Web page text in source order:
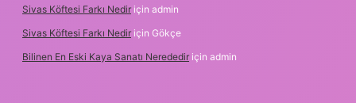
Sivas Köftesi Farkı Nedir için admin
Sivas Köftesi Farkı Nedir için Gökçe
Bilinen En Eski Kaya Sanatı Nerededir için admin